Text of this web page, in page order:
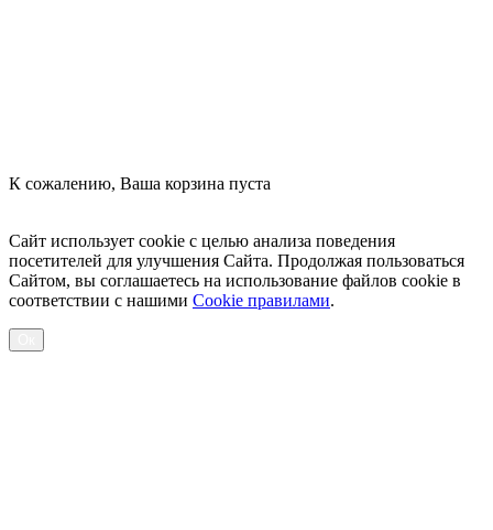
К сожалению, Ваша корзина пуста
Сайт использует cookie с целью анализа поведения
посетителей для улучшения Сайта. Продолжая пользоваться
Сайтом, вы соглашаетесь на использование файлов cookie в
соответствии с нашими Cookiе правилами.